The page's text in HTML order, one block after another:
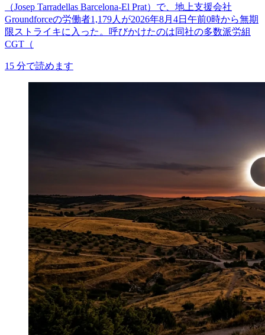
（Josep Tarradellas Barcelona-El Prat）で、地上支援会社
Groundforceの労働者1,179人が2026年8月4日午前0時から無期
限ストライキに入った。呼びかけたのは同社の多数派労組
CGT（
15 分で読めます